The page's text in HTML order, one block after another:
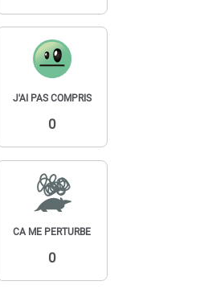
J'AI PAS COMPRIS
0
CA ME PERTURBE
0